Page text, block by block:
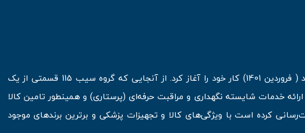
فروشگاه اینترنتی سیب 115 در اولین روزهای شروع قرن جدید ( فروردین 1401) کار خود را آغاز کرد. از آنجایی که گروه سیب 115 قسمتی از یک
خدمات شایسته نگهداری و مراقبت حرفه‌ای (پرستاری) و همینطور تامین کالا
کرده است با ویژگی‌های کالا و تجهیزات پزشکی و برترین برندهای موجود